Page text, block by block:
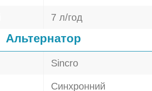
7 л/год
Альтернатор
Sincro
Синхронний